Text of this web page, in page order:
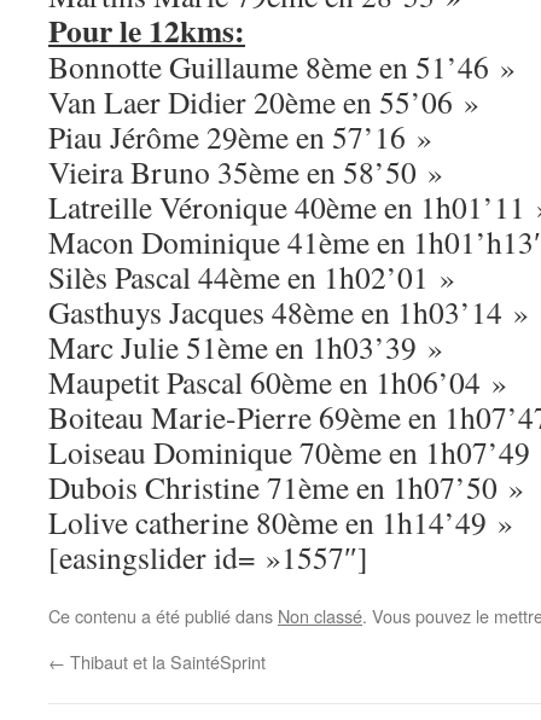
Pour le 12kms:
Bonnotte Guillaume 8ème en 51’46 »
Van Laer Didier 20ème en 55’06 »
Piau Jérôme 29ème en 57’16 »
Vieira Bruno 35ème en 58’50 »
Latreille Véronique 40ème en 1h01’11
Macon Dominique 41ème en
Silès Pascal 44ème en 1h02’01 »
Gasthuys Jacques 48ème en 1h03’14 »
Marc Julie 51ème en 1h03’39 »
Maupetit Pascal 60ème en 1h06’04 »
Boiteau Marie-Pierre 69ème en
Loiseau Dominique 70ème en
Dubois Christine 71ème en 1h07’50 »
Lolive catherine 80ème en 1h14’49 »
[easingslider id= »1557″]
Ce contenu a été publié dans Non classé. Vous pouvez le
← Thibaut et la SaintéSprint